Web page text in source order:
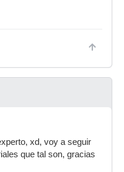
xd, voy a seguir
que tal son, gracias